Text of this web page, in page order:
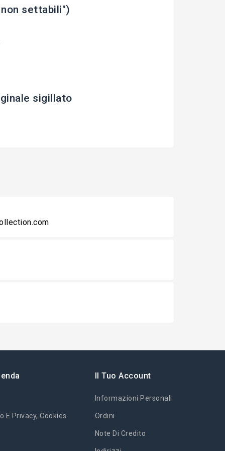
non settabili")
sigillato
E Privacy, Cookies
Il Tuo Account
Informazioni Personali
Ordini
Note Di Credito